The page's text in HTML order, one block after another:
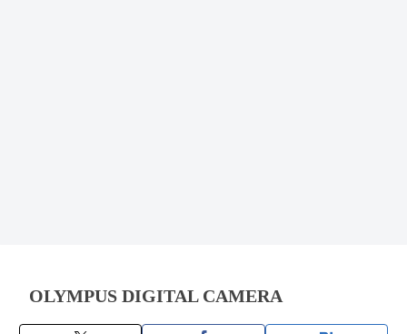
OLYMPUS DIGITAL CAMERA